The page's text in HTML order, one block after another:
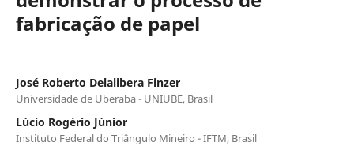
fabricação de papel
José Roberto Delalibera Finzer
Universidade de Uberaba - UNIUBE, Brasil
Lúcio Rogério Júnior
Instituto Federal do Triângulo Mineiro - IFTM, Brasil